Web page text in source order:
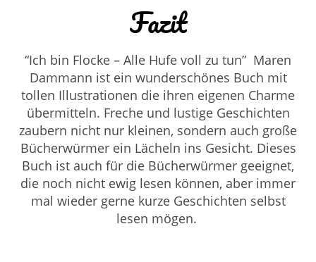
Fazit
“Ich bin Flocke – Alle Hufe voll zu tun” Maren
Dammann ist ein wunderschönes Buch mit
tollen Illustrationen die ihren eigenen Charme
übermitteln. Freche und lustige Geschichten
zaubern nicht nur kleinen, sondern auch große
Bücherwürmer ein Lächeln ins Gesicht. Dieses
Buch ist auch für die Bücherwürmer geeignet,
die noch nicht ewig lesen können, aber immer
mal wieder gerne kurze Geschichten selbst
lesen mögen.